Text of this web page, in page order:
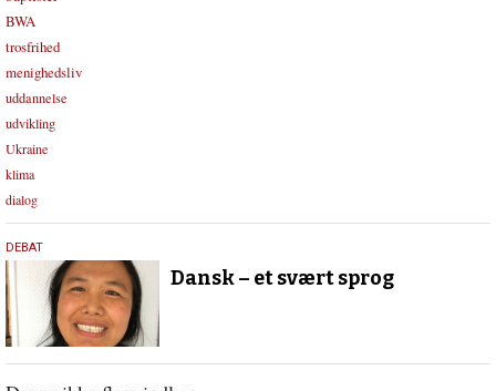
BWA
trosfrihed
menighedsliv
uddannelse
udvikling
Ukraine
klima
dialog
21.
november
2018
DEBAT
Dansk – et svært sprog